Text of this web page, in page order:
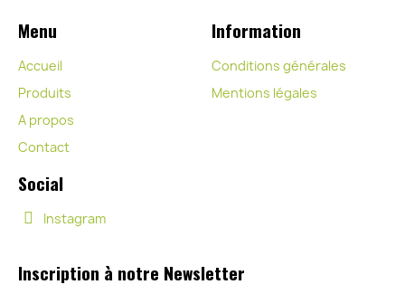
Menu
Accueil
Produits
A propos
Contact
Information
Conditions générales
Mentions légales
Social
Instagram
Inscription à notre Newsletter